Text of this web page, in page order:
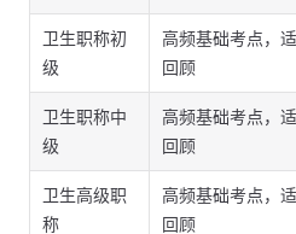
卫生职称初
级
高频基础考点，
回顾
卫生职称中
级
高频基础考点，
回顾
卫生高级职
称
高频基础考点，
回顾